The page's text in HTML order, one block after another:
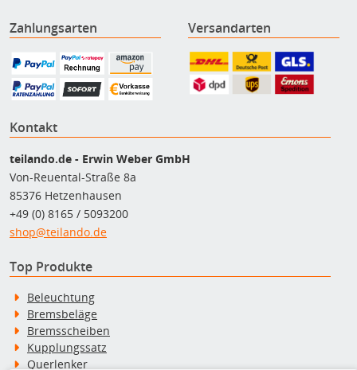
Zahlungsarten Versandarten
Kontakt
teilando.de - Erwin Weber GmbH
Von-Reuental-Straße 8a
85376 Hetzenhausen
+49 (0) 8165 / 5093200
shop@teilando.de
Top Produkte
Beleuchtung
Bremsbeläge
Bremsscheiben
Kupplungssatz
Querlenker